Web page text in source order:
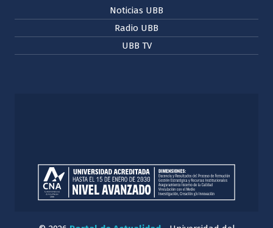
Noticias UBB
Radio UBB
UBB TV